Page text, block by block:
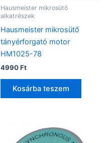
Hausmeister mikrosütő
alkatrészek
Hausmeister mikrosütő
tányérforgató motor
HM1025-78
4990Ft
Kosárba teszem